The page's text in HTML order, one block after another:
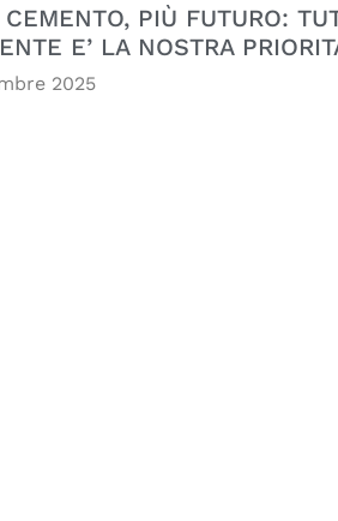
PIÙ FUTURO:
E’ LA NOSTRA
2025